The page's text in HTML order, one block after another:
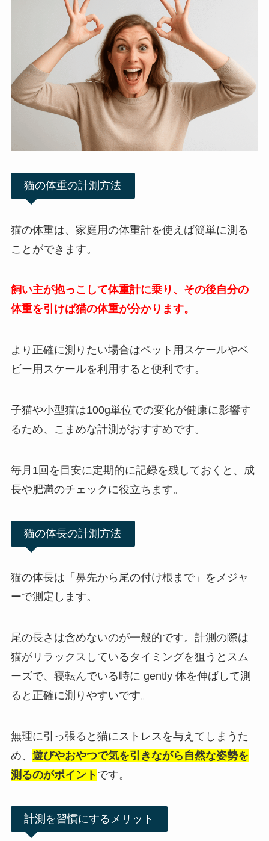
猫の体重の計測方法
猫の体重は、家庭用の体重計を使えば簡単に測る
ことができます。
飼い主が抱っこして体重計に乗り、その後自分の
体重を引けば猫の体重が分かります。
より正確に測りたい場合はペット用スケールやベ
ビー用スケールを利用すると便利です。
子猫や小型猫は100g単位での変化が健康に影響す
るため、こまめな計測がおすすめです。
毎月1回を目安に定期的に記録を残しておくと、成
長や肥満のチェックに役立ちます。
猫の体長の計測方法
猫の体長は「鼻先から尾の付け根まで」をメジャ
ーで測定します。
尾の長さは含めないのが一般的です。計測の際は
猫がリラックスしているタイミングを狙うとスム
ーズで、寝転んでいる時に gently 体を伸ばして測
ると正確に測りやすいです。
無理に引っ張ると猫にストレスを与えてしまうた
め、 遊びやおやつで気を引きながら自然な姿勢を
測るのがポイント です。
計測を習慣にするメリット